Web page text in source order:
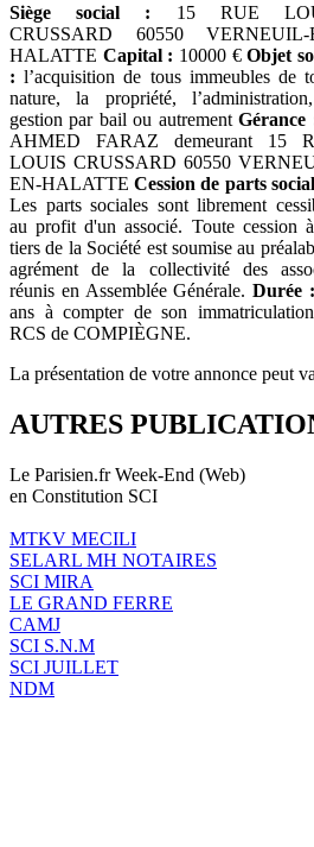
Siège social : 15 RUE
CRUSSARD 60550 VERNEUIL-
HALATTE Capital : 10000 €Objet
: l’acquisition de tous immeubles de
nature, la propriété,
gestion par bail ou autrementGérance
AHMED FARAZ demeurant 15
LOUIS CRUSSARD 60550
EN-HALATTECession de parts
Les parts sociales sont librement
au profit d'un associé. Toute cession
tiers de la Société est soumise au
agrément de la collectivité des
réunis en Assemblée Générale.Durée :
ans à compter de son
RCS de COMPIÈGNE.
La présentation de votre annonce peut
AUTRES
Le Parisien.fr Week-End (Web)
en Constitution SCI
MTKV MECILI
SELARL MH NOTAIRES
SCI MIRA
LE GRAND FERRE
CAMJ
SCI S.N.M
SCI JUILLET
NDM